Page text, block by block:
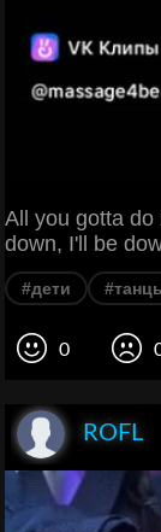
All you gotta do
down, I'll be
#дети
0
ROFL